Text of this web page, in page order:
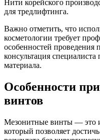
Нити корейского
для тредлифтинга.
Важно отметить, что
косметологии требует
особенностей проведения
консультация
материала.
Особенности
винтов
Мезонитные винты — это
который позволяет